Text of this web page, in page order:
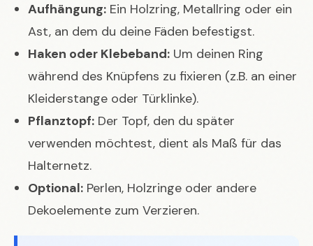
Aufhängung: Ein Holzring, Metallring oder ein
Ast, an dem du deine Fäden befestigst.
Haken oder Klebeband: Um deinen Ring
während des Knüpfens zu fixieren (z.B. an einer
Kleiderstange oder Türklinke).
Pflanztopf: Der Topf, den du später
verwenden möchtest, dient als Maß für das
Halternetz.
Optional: Perlen, Holzringe oder andere
Dekoelemente zum Verzieren.